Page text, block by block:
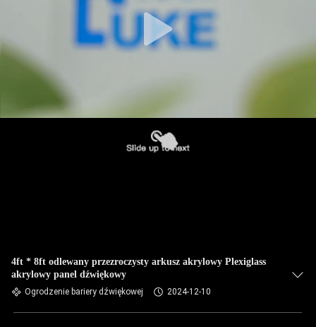
4ft * 8ft odlewany przezroczysty arkusz akrylowy Plexiglass
akrylowy panel dźwiękowy
Ogrodzenie bariery dźwiękowej 2024-12-10